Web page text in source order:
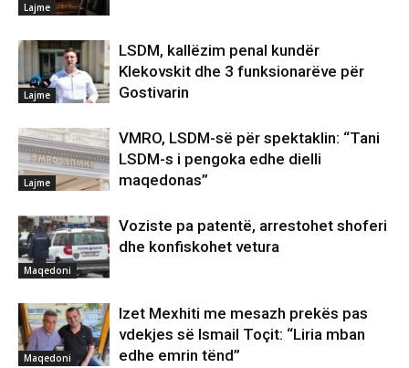
Lajme
Lajme
LSDM, kallëzim penal kundër
Klekovskit dhe 3 funksionarëve për
Gostivarin
Lajme
VMRO, LSDM-së për spektaklin: “Tani
LSDM-s i pengoka edhe dielli
maqedonas”
Maqedoni
Voziste pa patentë, arrestohet shoferi
dhe konfiskohet vetura
Maqedoni
Izet Mexhiti me mesazh prekës pas
vdekjes së Ismail Toçit: “Liria mban
edhe emrin tënd”